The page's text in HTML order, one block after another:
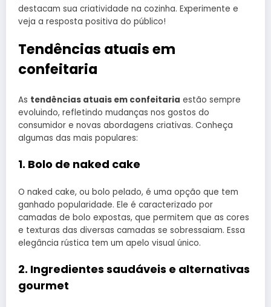
destacam sua criatividade na cozinha. Experimente e
veja a resposta positiva do público!
Tendências atuais em
confeitaria
As tendências atuais em confeitaria estão sempre
evoluindo, refletindo mudanças nos gostos do
consumidor e novas abordagens criativas. Conheça
algumas das mais populares:
1. Bolo de naked cake
O naked cake, ou bolo pelado, é uma opção que tem
ganhado popularidade. Ele é caracterizado por
camadas de bolo expostas, que permitem que as cores
e texturas das diversas camadas se sobressaiam. Essa
elegância rústica tem um apelo visual único.
2. Ingredientes saudáveis e alternativas
gourmet